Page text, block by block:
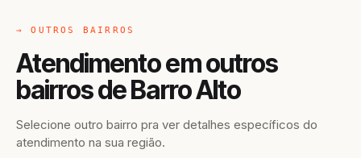
→ OUTROS BAIRROS
Atendimento em outros
bairros de Barro Alto
Selecione outro bairro pra ver detalhes específicos do
atendimento na sua região.